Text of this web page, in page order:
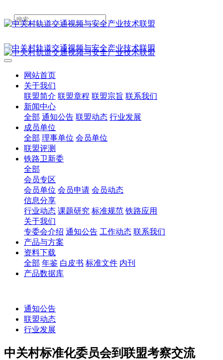
网站首页
关于我们
联盟简介 联盟章程 联盟宗旨 联系我们
新闻中心
全部 通知公告 联盟动态 行业发展
成员单位
全部 理事单位 会员单位
联盟评测
铁路卫新委
全部
会员专区
会员单位 会员申请 会员动态
信息分享
行业动态 课题研究 标准规范 铁路应用
关于我们
专委会介绍 通知公告 工作动态 联系我们
产品与方案
资料下载
全部 年鉴 白皮书 标准文件 内刊
产品数据库
通知公告
联盟动态
行业发展
中关村标准化委员会到联盟考察交流